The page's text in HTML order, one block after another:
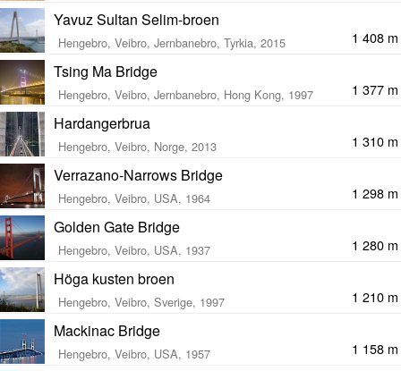
Yavuz Sultan Selim-broen
Hengebro, Veibro, Jernbanebro, Tyrkia, 2015 1 408 m
Tsing Ma Bridge
Hengebro, Veibro, Jernbanebro, Hong Kong, 1997 1 377 m
Hardangerbrua
Hengebro, Veibro, Norge, 2013 1 310 m
Verrazano-Narrows Bridge
Hengebro, Veibro, USA, 1964 1 298 m
Golden Gate Bridge
Hengebro, Veibro, USA, 1937 1 280 m
Höga kusten broen
Hengebro, Veibro, Sverige, 1997 1 210 m
Mackinac Bridge
Hengebro, Veibro, USA, 1957 1 158 m